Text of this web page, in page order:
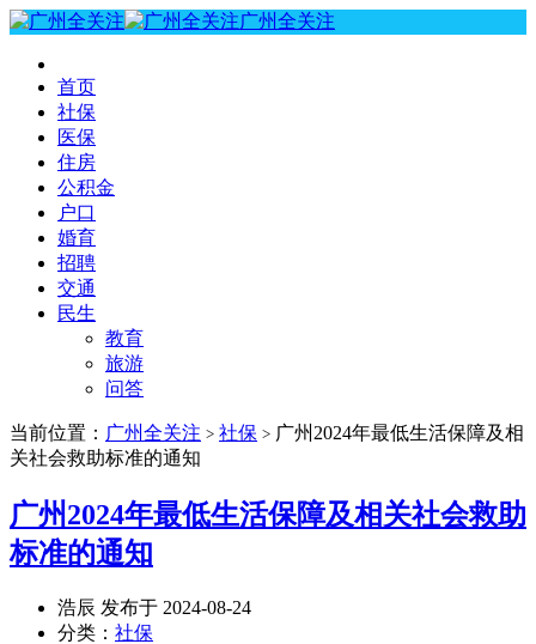
广州全关注
首页
社保
医保
住房
公积金
户口
婚育
招聘
交通
民生
教育
旅游
问答
当前位置： 广州全关注 > 社保 > 广州2024年最低生活保障及相
关社会救助标准的通知
广州2024年最低生活保障及相关社会救助
标准的通知
浩辰 发布于 2024-08-24
分类： 社保